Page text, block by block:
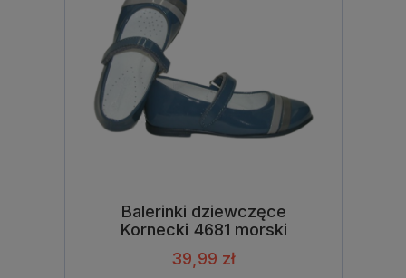
Balerinki dziewczęce
Kornecki 4681 morski
39,99 zł